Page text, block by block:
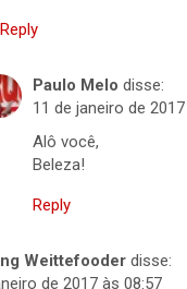
Reply
Paulo Melo disse:
11 de janeiro de
Alô você,
Beleza!
Reply
Weittefooder disse:
de 2017 às 08:57